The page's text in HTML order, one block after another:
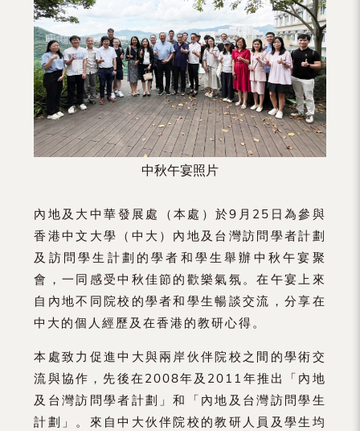
區）
中秋午宴照片
內地及大中華發展處（本處）於9月25日為參與
香港中文大學（中大）內地及台灣訪問學者計劃
及訪問學生計劃的學者和學生舉辦中秋午宴聚
會，一同感受中秋佳節的歡樂氣氛。在午宴上來
自內地不同院校的學者和學生暢談交流，分享在
中大的個人經歷及在香港的教研心得。
本處致力促進中大與兩岸伙伴院校之間的學術交
流與協作，先後在2008年及2011年推出「內地
及台灣訪問學者計劃」和「內地及台灣訪問學生
計劃」。來自中大伙伴院校的教研人員及學生均